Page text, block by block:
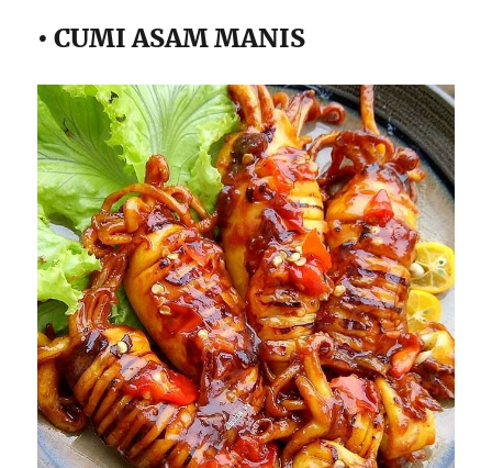
• CUMI ASAM MANIS